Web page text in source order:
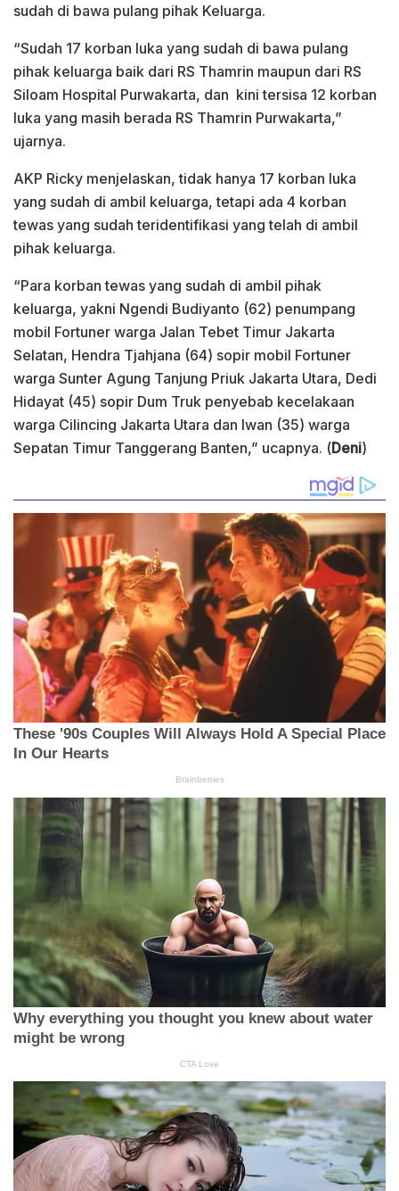
sudah di bawa pulang pihak Keluarga.
“Sudah 17 korban luka yang sudah di bawa pulang
pihak keluarga baik dari RS Thamrin maupun dari RS
Siloam Hospital Purwakarta, dan kini tersisa 12 korban
luka yang masih berada RS Thamrin Purwakarta,”
ujarnya.
AKP Ricky menjelaskan, tidak hanya 17 korban luka
yang sudah di ambil keluarga, tetapi ada 4 korban
tewas yang sudah teridentifikasi yang telah di ambil
pihak keluarga.
“Para korban tewas yang sudah di ambil pihak
keluarga, yakni Ngendi Budiyanto (62) penumpang
mobil Fortuner warga Jalan Tebet Timur Jakarta
Selatan, Hendra Tjahjana (64) sopir mobil Fortuner
warga Sunter Agung Tanjung Priuk Jakarta Utara, Dedi
Hidayat (45) sopir Dum Truk penyebab kecelakaan
warga Cilincing Jakarta Utara dan Iwan (35) warga
Sepatan Timur Tanggerang Banten,” ucapnya. (Deni)